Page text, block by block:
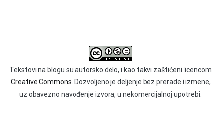
Tekstovi na blogu su autorsko delo, i kao takvi zaštićeni licencom
Creative Commons. Dozvoljeno je deljenje bez prerade i izmene,
uz obavezno navođenje izvora, u nekomercijalnoj upotrebi.